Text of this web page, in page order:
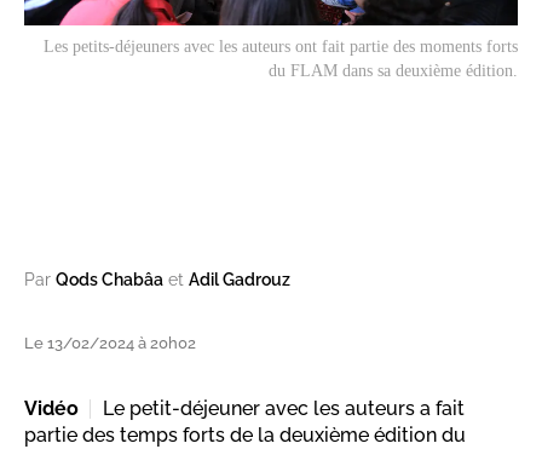
Les petits-déjeuners avec les auteurs ont fait partie des moments forts
du FLAM dans sa deuxième édition.
Par Qods Chabâa et Adil Gadrouz
Le 13/02/2024 à 20h02
Vidéo
Le petit-déjeuner avec les auteurs a fait
partie des temps forts de la deuxième édition du